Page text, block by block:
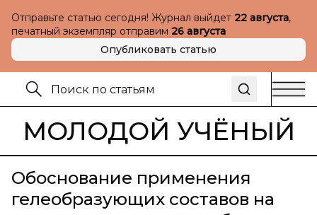
Отправьте статью сегодня! Журнал выйдет 22 августа,
печатный экземпляр отправим 26 августа
Опубликовать статью
МОЛОДОЙ УЧЁНЫЙ
Обоснование применения
гелеобразующих составов на